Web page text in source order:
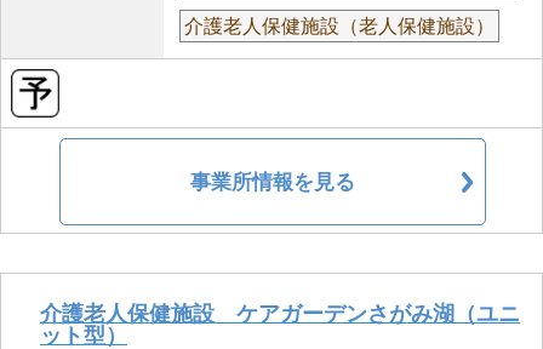
介護老人保健施設（老人保健施設）
事業所情報を見る
介護老人保健施設 ケアガーデンさがみ湖（ユニ
ット型）